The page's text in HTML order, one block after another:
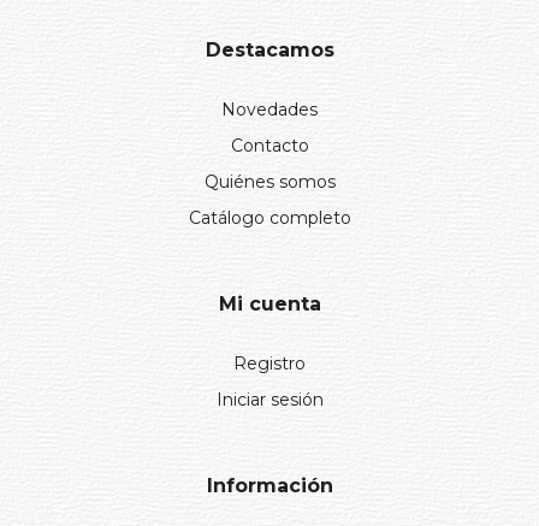
Destacamos
Novedades
Contacto
Quiénes somos
Catálogo completo
Mi cuenta
Registro
Iniciar sesión
Información